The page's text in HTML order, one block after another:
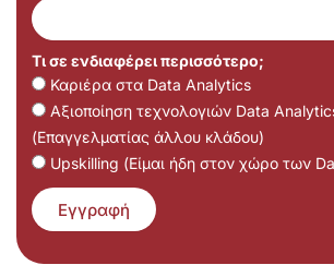
Τι σε ενδιαφέρει περισσότερο;
Καριέρα στα Data Analytics
Αξιοποίηση τεχνολογιών Data
(Επαγγελματίας άλλου κλάδου)
Upskilling (Είμαι ήδη στον χώρο των
Εγγραφή